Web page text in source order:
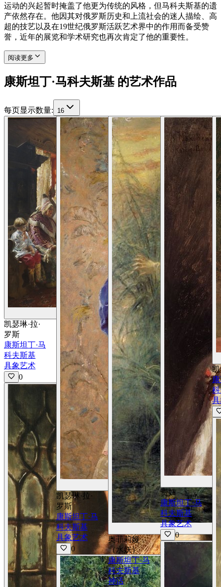
运动的兴起暂时掩盖了他更为传统的风格，但马科夫斯基的遗
产依然存在。他因其对俄罗斯历史和上流社会的迷人描绘、高
超的技艺以及在19世纪俄罗斯活跃艺术界中的作用而备受赞
誉，近年的展览和学术研究也再次肯定了他的重要性。
阅读更多
康斯坦丁·马科夫斯基 的艺术作品
每页显示数量: 16
查看详情
凯瑟琳·拉·
罗斯
康斯坦丁·马
科夫斯基
具象艺术
0
凯瑟琳·拉·
罗斯
康斯坦丁·马
科夫斯基
具象艺术
0
奥菲莉娅
（水妖）
康斯坦丁·马
科夫斯基
神话
贵妇
康斯坦丁·马
科夫斯基
具象艺术
0